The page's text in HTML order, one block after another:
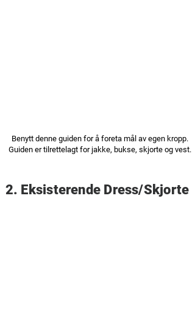
Benytt denne guiden for å foreta mål av egen kropp.
Guiden er tilrettelagt for jakke, bukse, skjorte og vest.
2. Eksisterende Dress/Skjorte